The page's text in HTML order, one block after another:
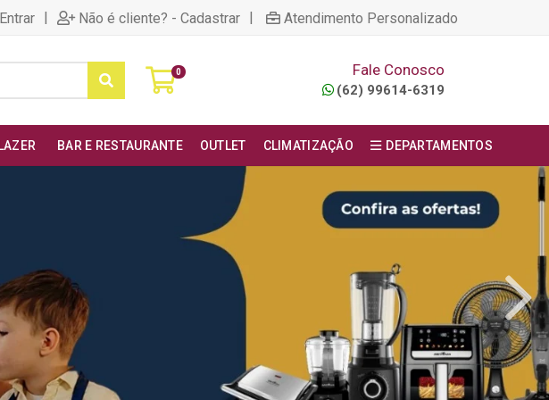
| Não é cliente? - Cadastrar | Atendimento Personalizado
0 Fale Conosco
(62) 99614-6319
LAZER BAR E RESTAURANTE OUTLET CLIMATIZAÇÃO DEPARTAMENTOS